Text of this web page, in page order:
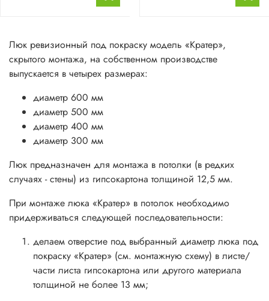
Люк ревизионный под покраску модель «Кратер»,
скрытого монтажа, на собственном производстве
выпускается в четырех размерах:
диаметр 600 мм
диаметр 500 мм
диаметр 400 мм
диаметр 300 мм
Люк предназначен для монтажа в потолки (в редких
случаях - стены) из гипсокартона толщиной 12,5 мм.
При монтаже люка «Кратер» в потолок необходимо
придерживаться следующей последовательности:
делаем отверстие под выбранный диаметр люка под
покраску «Кратер» (см. монтажную схему) в листе/
части листа гипсокартона или другого материала
толщиной не более 13 мм;